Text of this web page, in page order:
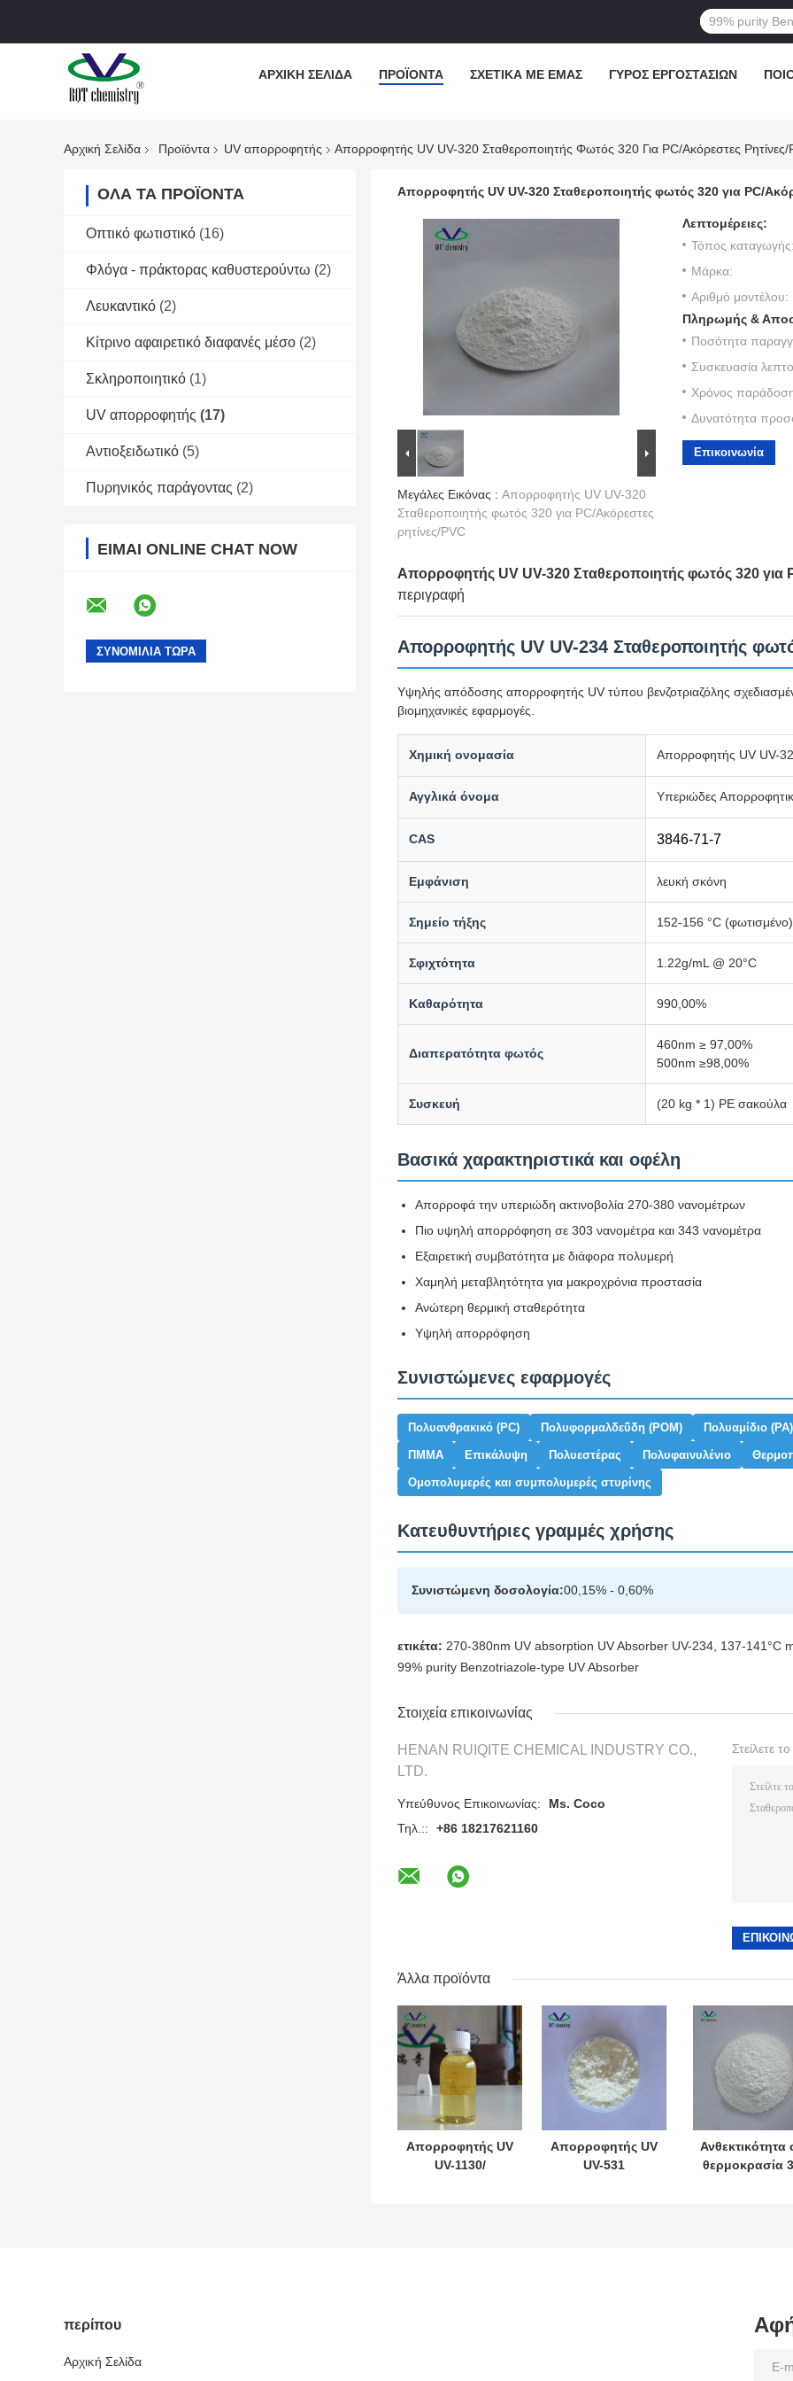
ΑΡΧΙΚΉ ΣΕΛΊΔΑ ΠΡΟΪΌΝΤΑ ΣΧΕΤΙΚΆ ΜΕ ΕΜΆΣ ΓΎΡΟΣ ΕΡΓΟΣΤΑΣΊΩΝ
Αρχική Σελίδα Προϊόντα UV απορροφητής Απορροφητής UV UV-320 Σταθεροποιητής Φωτός 320 Για PC/Ακόρεστες Ρητίνες/
ΌΛΑ ΤΑ ΠΡΟΪΌΝΤΑ
Οπτικό φωτιστικό (16)
Φλόγα - πράκτορας καθυστερούντω (2)
Λευκαντικό (2)
Κίτρινο αφαιρετικό διαφανές μέσο (2)
Σκληροποιητικό (1)
UV απορροφητής (17)
Αντιοξειδωτικό (5)
Πυρηνικός παράγοντας (2)
ΕΊΜΑΙ ONLINE CHAT NOW
Απορροφητής UV UV-320 Σταθεροποιητής φωτός 320 για PC/
Μεγάλες Εικόνας : Απορροφητής UV UV-320
Σταθεροποιητής φωτός 320 για PC/Ακόρεστες
ρητίνες/PVC
Λεπτομέρειες:
Τόπος καταγωγής:
Μάρκα:
Αριθμό μοντέλου:
Πληρωμής &
Ποσότητα
Συσκευασία
Χρόνος
Δυνατότητα
Επικοινωνία
Απορροφητής UV UV-320 Σταθεροποιητής φωτός 320 για
περιγραφή
Απορροφητής UV UV-234 Σταθεροποιητής
Υψηλής απόδοσης απορροφητής UV τύπου βενζοτριαζόλης
βιομηχανικές εφαρμογές.
Χημική ονομασία Απορροφητής UV UV-
Αγγλικά όνομα Υπεριώδες
CAS 3846-71-7
Εμφάνιση λευκή σκόνη
Σημείο τήξης 152-156 °C (φωτισμένο)
Σφιχτότητα 1.22g/mL @ 20°C
Καθαρότητα 990,00%
Διαπερατότητα φωτός
460nm ≥ 97,00%
500nm ≥98,00%
Συσκευή (20 kg * 1) PE σακούλα
Βασικά χαρακτηριστικά και οφέλη
Απορροφά την υπεριώδη ακτινοβολία 270-380 νανομέτρων
Πιο υψηλή απορρόφηση σε 303 νανομέτρα και 343 νανομέτρα
Εξαιρετική συμβατότητα με διάφορα πολυμερή
Χαμηλή μεταβλητότητα για μακροχρόνια προστασία
Ανώτερη θερμική σταθερότητα
Υψηλή απορρόφηση
Συνιστώμενες εφαρμογές
Πολυανθρακικό (PC) Πολυφορμαλδεΰδη (POM) Πολυαμίδιο (PA)
ΠΜΜΑ Επικάλυψη Πολυεστέρας Πολυφαινυλένιο
Ομοπολυμερές και συμπολυμερές στυρίνης
Κατευθυντήριες γραμμές χρήσης
Συνιστώμενη δοσολογία:00,15% - 0,60%
ετικέτα: 270-380nm UV absorption UV Absorber UV-234, 137-141°C
99% purity Benzotriazole-type UV Absorber
Στοιχεία επικοινωνίας
HENAN RUIQITE CHEMICAL INDUSTRY CO.,
LTD.
Υπεύθυνος Επικοινωνίας:
Ms. Coco
Τηλ.::
+86 18217621160
Στείλετε
Άλλα προϊόντα
Απορροφητής UV
UV-1130/
Απορροφητής UV
UV-531
Ανθεκτικότητα
θερμοκρασία
περίπου
Αρχική Σελίδα